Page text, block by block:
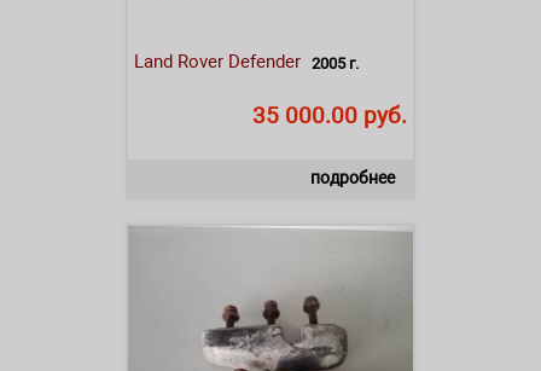
Land Rover Defender 2005 г.
35 000.00 руб.
подробнее